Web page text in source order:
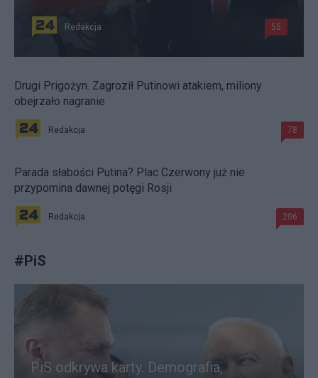
Redakcja 55
Drugi Prigożyn. Zagroził Putinowi atakiem, miliony
obejrzało nagranie
Redakcja 78
Parada słabości Putina? Plac Czerwony już nie
przypomina dawnej potęgi Rosji
Redakcja 206
#PiS
PiS odkrywa karty. Demografia,